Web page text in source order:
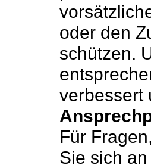
oder den
schützen.
verbessert
Für
Sie sich an